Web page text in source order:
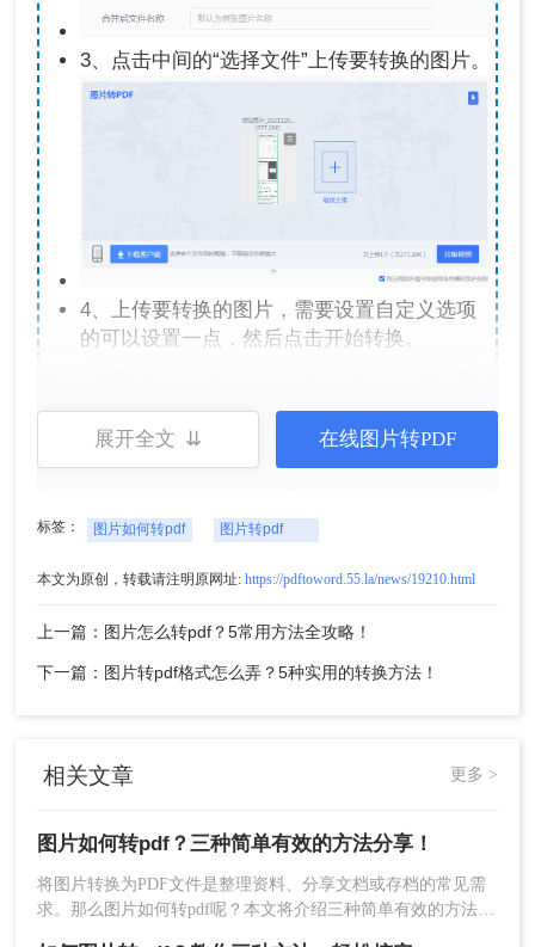
3、点击中间的“选择文件”上传要转换的图片。
4、上传要转换的图片，需要设置自定义选项
的可以设置一点，然后点击开始转换。
注意：
大文件或扫描件需开启OCR功能，否则文字
可能无法编辑。转换后检查图片清晰度，避免压缩
方法二：桌面软件
高质量输出的用户。
优点：完全免费或付费专业版提供高级功能
展开全文 ⇊ 在线图片转PDF
标签： 图片如何转pdf 图片转pdf
本文为原创，转载请注明原网址: https://pdftoword.55.la/news/19210.html
上一篇：图片怎么转pdf？5常用方法全攻略！
下一篇：图片转pdf格式怎么弄？5种实用的转换方法！
相关文章 更多 >
图片如何转pdf？三种简单有效的方法分享！
将图片转换为PDF文件是整理资料、分享文档或存档的常见需
求。那么图片如何转pdf呢？本文将介绍三种简单有效的方法，